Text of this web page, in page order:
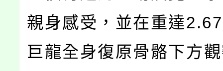
親身感受，並在重達
巨龍全身復原骨骼下方